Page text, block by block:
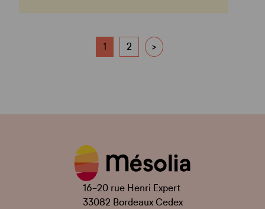
1 2 >
16-20 rue Henri Expert
33082 Bordeaux Cedex